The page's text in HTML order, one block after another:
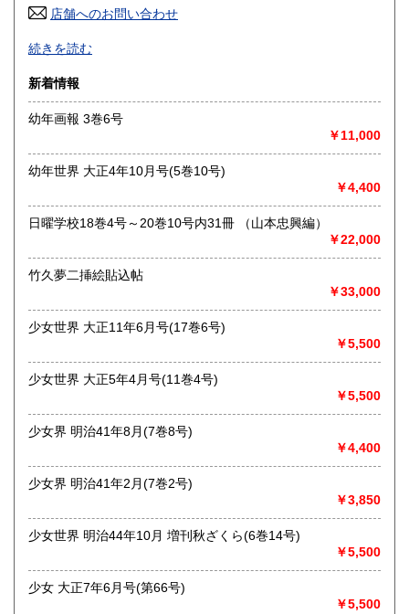
高知県 250円
佐賀県
熊本県 250円 大分県 250円
250円
沖縄県 250円
店舗へのお問い合わせ
「日本の古本屋」専用在庫です。
沿線名：-
最寄駅：-
営業時間：-
定休日：-
書籍の買取について
戦前の料理、婦人もの、絵本、児童書などに加え、各種雑
誌、絵葉書、
チラシなど紙モノ資料、特に高く買い取らせていただきま
戦前雑誌、料理、絵本、チラシ、観光案内、絵葉書、商品ラ
続きを読む
新着情報
幼年画報 3巻6号
￥11,000
幼年世界 大正4年10月号(5巻10号)
￥4,400
日曜学校18巻4号～20巻10号内31冊 （山本忠興編）
￥22,000
竹久夢二挿絵貼込帖
￥33,000
少女世界 大正11年6月号(17巻6号)
￥5,500
少女世界 大正5年4月号(11巻4号)
￥5,500
少女界 明治41年8月(7巻8号)
￥4,400
少女界 明治41年2月(7巻2号)
￥3,850
少女世界 明治44年10月 増刊秋ざくら(6巻14号)
￥5,500
少女 大正7年6月号(第66号)
￥5,500